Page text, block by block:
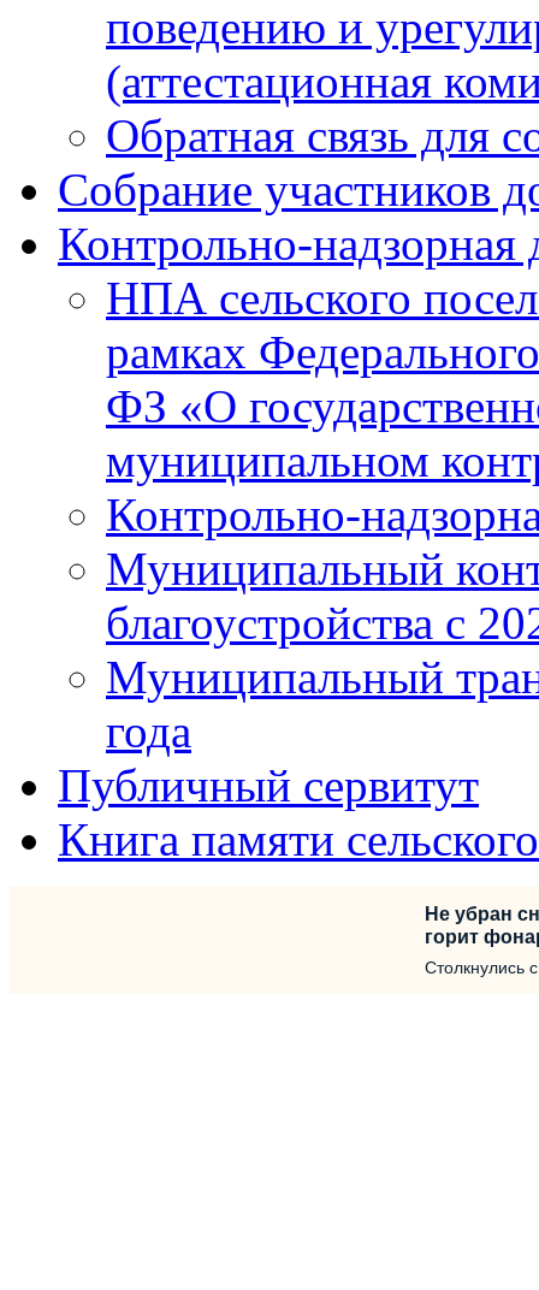
поведению и
(аттестационная
Обратная связь для
Собрание участников
Контрольно-надзорная
НПА сельского
рамках
ФЗ «О
муниципальном
Контрольно-
Муниципальный
благоустройства с
Муниципальный
года
Публичный сервитут
Книга памяти
Не убран
горит
Столкнулись